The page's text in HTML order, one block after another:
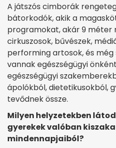
A játszós cimborák
bátorkodók, akik a
programokat, akár 9 méter
cirkuszosok, bűvészek,
performing artosok, és
vannak egészségügyi
egészségügyi
ápolókból, dietetikusokból,
tevődnek össze.
Milyen helyzetekben
gyerekek valóban
mindennapjaiból?